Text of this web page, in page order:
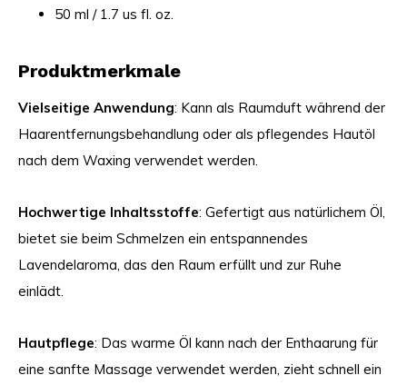
50 ml / 1.7 us fl. oz.
Produktmerkmale
Vielseitige Anwendung: Kann als Raumduft während der
Haarentfernungsbehandlung oder als pflegendes Hautöl
nach dem Waxing verwendet werden.
Hochwertige Inhaltsstoffe: Gefertigt aus natürlichem Öl,
bietet sie beim Schmelzen ein entspannendes
Lavendelaroma, das den Raum erfüllt und zur Ruhe
einlädt.
Hautpflege: Das warme Öl kann nach der Enthaarung für
eine sanfte Massage verwendet werden, zieht schnell ein